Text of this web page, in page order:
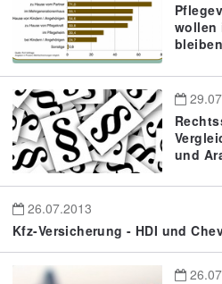
wollen
bleiben
und
26.07.2013
Kfz-Versicherung - HDI und